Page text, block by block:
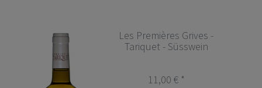
Les Premières Grives -
Tariquet - Süsswein
11,00 € *